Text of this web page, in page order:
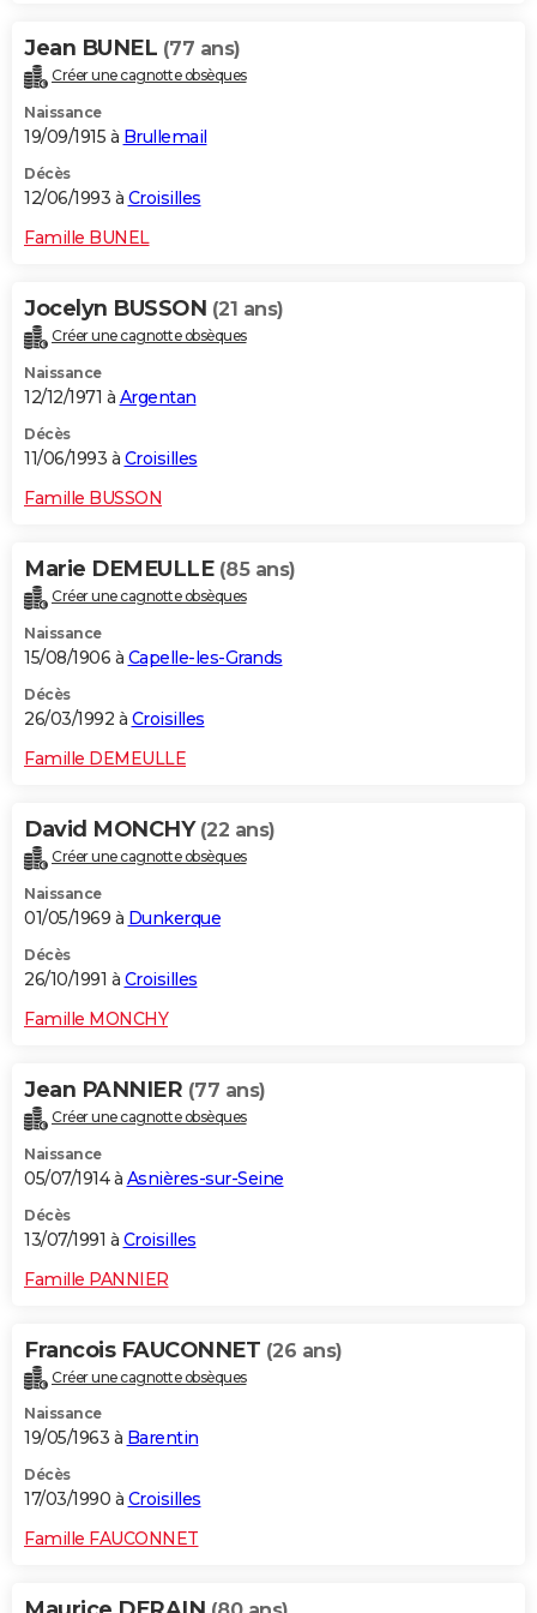
Jean BUNEL (77 ans)
Créer une cagnotte obsèques
Naissance
19/09/1915 à Brullemail
Décès
12/06/1993 à Croisilles
Famille BUNEL
Jocelyn BUSSON (21 ans)
Créer une cagnotte obsèques
Naissance
12/12/1971 à Argentan
Décès
11/06/1993 à Croisilles
Famille BUSSON
Marie DEMEULLE (85 ans)
Créer une cagnotte obsèques
Naissance
15/08/1906 à Capelle-les-Grands
Décès
26/03/1992 à Croisilles
Famille DEMEULLE
David MONCHY (22 ans)
Créer une cagnotte obsèques
Naissance
01/05/1969 à Dunkerque
Décès
26/10/1991 à Croisilles
Famille MONCHY
Jean PANNIER (77 ans)
Créer une cagnotte obsèques
Naissance
05/07/1914 à Asnières-sur-Seine
Décès
13/07/1991 à Croisilles
Famille PANNIER
Francois FAUCONNET (26 ans)
Créer une cagnotte obsèques
Naissance
19/05/1963 à Barentin
Décès
17/03/1990 à Croisilles
Famille FAUCONNET